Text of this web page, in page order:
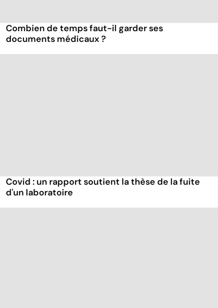
Combien de temps faut-il garder ses
documents médicaux ?
Covid : un rapport soutient la thèse de la fuite
d'un laboratoire